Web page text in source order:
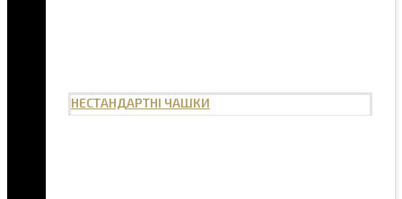
НЕСТАНДАРТНІ ЧАШКИ